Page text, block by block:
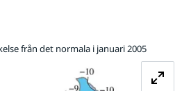
från det normala i januari 2005